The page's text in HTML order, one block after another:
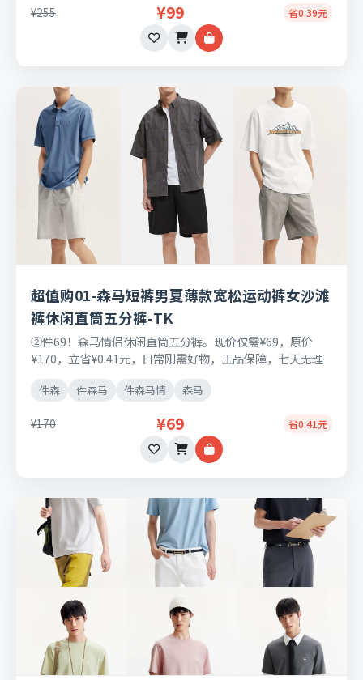
¥255 ¥99 省0.39元
超值购01-森马短裤男夏薄款宽松运动裤女沙滩
裤休闲直筒五分裤-TK
②件69！森马情侣休闲直筒五分裤。现价仅需¥69，原价
¥170，立省¥0.41元，日常刚需好物，正品保障，七天无理
件森 件森马 件森马情 森马
¥170 ¥69 省0.41元